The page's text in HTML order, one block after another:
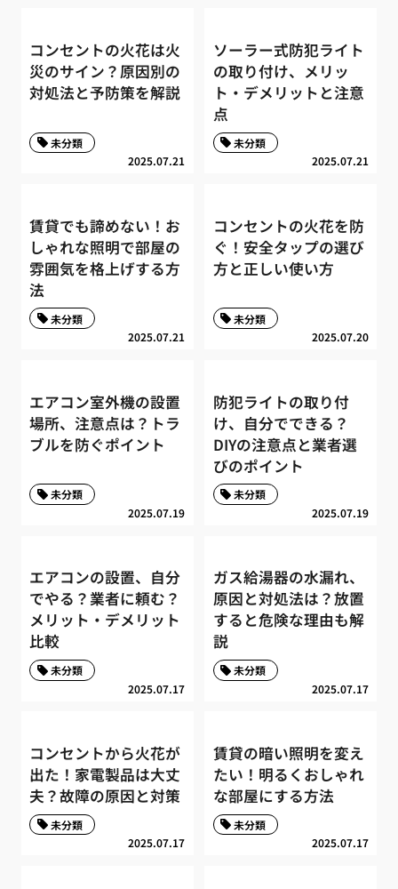
コンセントの火花は火
災のサイン？原因別の
対処法と予防策を解説
2025.07.21
未分類
ソーラー式防犯ライト
の取り付け、メリッ
ト・デメリットと注意
点
2025.07.21
未分類
賃貸でも諦めない！お
しゃれな照明で部屋の
雰囲気を格上げする方
法
2025.07.21
未分類
コンセントの火花を防
ぐ！安全タップの選び
方と正しい使い方
2025.07.20
未分類
エアコン室外機の設置
場所、注意点は？トラ
ブルを防ぐポイント
2025.07.19
未分類
防犯ライトの取り付
け、自分でできる？
DIYの注意点と業者選
びのポイント
2025.07.19
未分類
エアコンの設置、自分
でやる？業者に頼む？
メリット・デメリット
比較
2025.07.17
未分類
ガス給湯器の水漏れ、
原因と対処法は？放置
すると危険な理由も解
説
2025.07.17
未分類
コンセントから火花が
出た！家電製品は大丈
夫？故障の原因と対策
2025.07.17
未分類
賃貸の暗い照明を変え
たい！明るくおしゃれ
な部屋にする方法
2025.07.17
未分類